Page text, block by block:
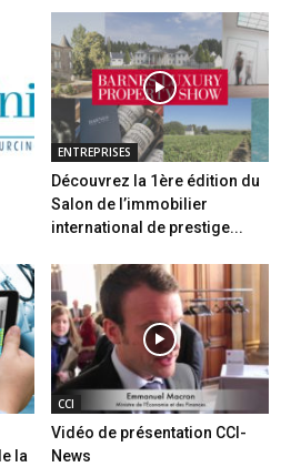
ENTREPRISES
Découvrez la 1ère édition du
Salon de l’immobilier
international de prestige...
la
CCI
Vidéo de présentation CCI-
News